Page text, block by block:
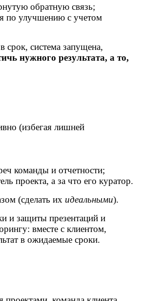
обратную связь;
по улучшению с учетом
срок, система запущена,
нужного результата, а то,
(избегая лишней
команды и отчетности;
проекта, а за что его куратор.
(сделать их идеальными).
и защиты презентаций и
вместе с клиентом,
в ожидаемые сроки.